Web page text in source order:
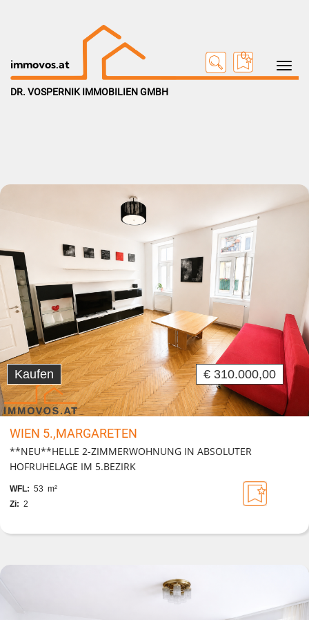
Toggle
immovos.at
0
DR. VOSPERNIK IMMOBILIEN GMBH
Kaufen € 310.000,00
WIEN 5.,MARGARETEN
**NEU**HELLE 2-ZIMMERWOHNUNG IN ABSOLUTER
HOFRUHELAGE IM 5.BEZIRK
WFL: 53 m²
Zi: 2